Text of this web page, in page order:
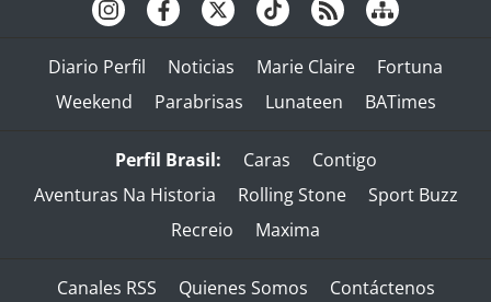
Diario Perfil Noticias Marie Claire
Fortuna
Weekend
Parabrisas Lunateen BATimes
Perfil Brasil: Caras
Contigo
Aventuras Na Historia
Rolling Stone
Sport Buzz
Recreio
Maxima
Canales RSS Quienes Somos
Contáctenos